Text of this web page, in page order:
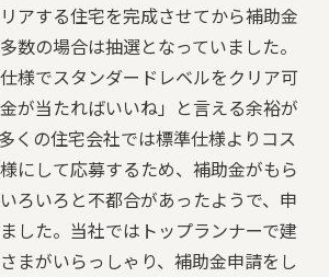
アする住宅を完成させてから補助金
数の場合は抽選となっていました。
様でスタンダードレベルをクリア可
が当たればいいね」と言える余裕が
くの住宅会社では標準仕様よりコス
にして応募するため、補助金がもら
ろいろと不都合があったようで、申
した。当社ではトップランナーで建
まがいらっしゃり、補助金申請をし